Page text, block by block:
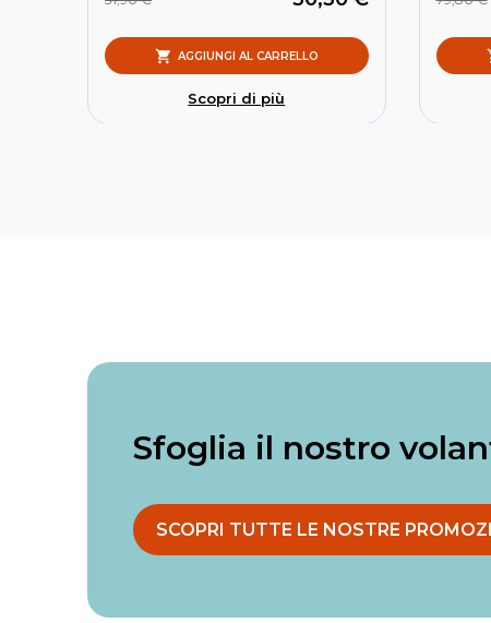
AGGIUNGI AL CARRELLO
Scopri di più
Sfoglia il nostro
SCOPRI TUTTE LE NOSTRE